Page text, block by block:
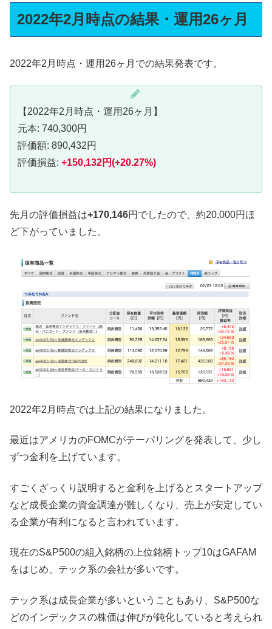
2022年2月時点の結果・運用26ヶ月
2022年2月時点・運用26ヶ月での結果発表です。
【2022年2月時点・運用26ヶ月】
元本: 740,300円
評価額: 890,432円
評価損益: +150,132円(+20.27%)
先月の評価損益は+170,146円でしたので、約20,000円ほ
ど下がっていました。
2022年2月時点では上記の結果になりました。
最近はアメリカのFOMCがテーパリングを発表して、少し
ずつ金利を上げています。
すごくざっくり説明すると金利を上げるとスタートアップ
など成長企業の資金調達が難しくなり、売上が安定してい
る企業が有利になると言われています。
現在のS&P500の組入銘柄の上位銘柄トップ10はGAFAM
をはじめ、テック系の会社が多いです。
テック系は成長企業が多いということもあり、S&P500な
どのインデックスの株価は伸びが鈍化していると考えられ